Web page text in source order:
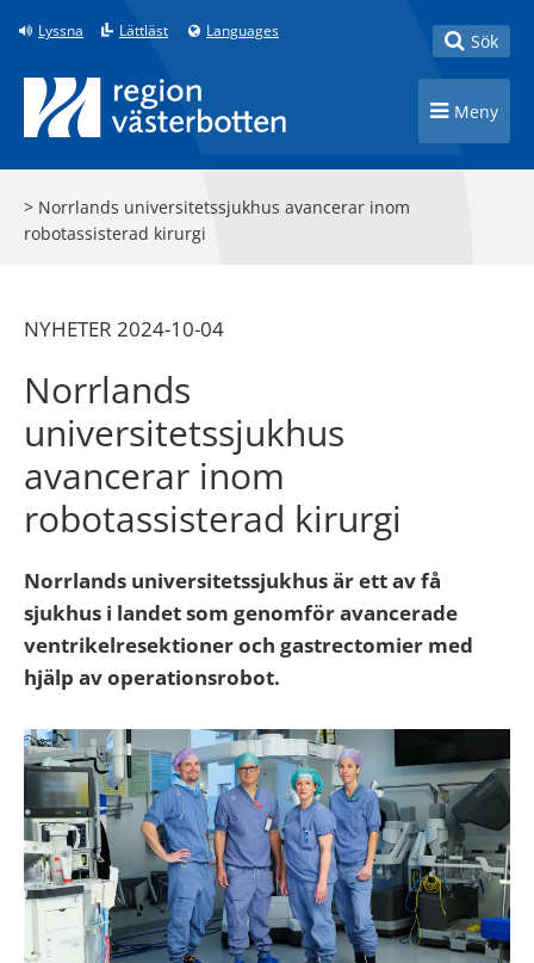
Till innehåll på sidan
Lyssna Lättläst Languages Toggle
Sök
Toggle
Meny
> Norrlands universitetssjukhus avancerar inom
robotassisterad kirurgi
NYHETER 2024-10-04
Norrlands
universitetssjukhus
avancerar inom
robotassisterad kirurgi
Norrlands universitetssjukhus är ett av få
sjukhus i landet som genomför avancerade
ventrikelresektioner och gastrectomier med
hjälp av operationsrobot.